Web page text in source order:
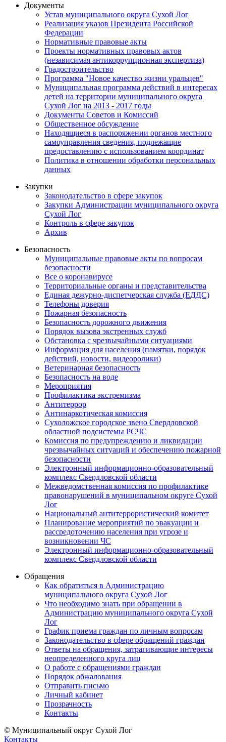
Документы
Устав муниципального округа Сухой Лог
Реализация указов Президента Российской
Федерации
Нормативные правовые акты
Проекты нормативных правовых актов
(независимая антикоррупционная экспертиза)
Градостроительство
Программа "Новое качество жизни уральцев"
Муниципальная программа действий в интересах
детей на территории муниципального округа
Сухой Лог на 2013 - 2017 годы
Документы Советов и Комиссий
Общественное обсуждение
Находящиеся в распоряжении органов местного
самоуправления сведения, подлежащие
предоставлению с использованием координат
Политика в отношении обработки персональных
данных
Закупки
Законодательство в сфере закупок
Закупки Администрации муниципального округа
Сухой Лог
Контроль в сфере закупок
Архив
Безопасность
Муниципальные правовые акты по вопросам
безопасности
Все о коронавирусе
Территориальные органы и представительства
Единая дежурно-диспетчерская служба (ЕДДС)
Телефоны доверия
Пожарная безопасность
Безопасность дорожного движения
Порядок вызова экстренных служб
Обстановка с чрезвычайными ситуациями
Информация для населения (памятки, порядок
действий, новости, видеоролики)
Ветеринарная безопасность
Безопасность на воде
Мероприятия
Профилактика экстремизма
Антитеррор
Антинаркотическая комиссия
Сухоложское городское звено Свердловской
областной подсистемы РСЧС
Комиссия по предупреждению и ликвидации
чрезвычайных ситуаций и обеспечению пожарной
безопасности
Электронный информационно-образовательный
комплекс Cвердловской области
Межведомственная комиссия по профилактике
правонарушений в муниципальном округе Сухой
Лог
Национальный антитеррористический комитет
Планирование мероприятий по эвакуации и
рассредоточению населения при угрозе и
возникновении ЧС
Электронный информационно-образовательный
комплекс Свердловской области
Обращения
Как обратиться в Администрацию
муниципального округа Сухой Лог
Что необходимо знать при обращении в
Администрацию муниципального округа Сухой
Лог
График приема граждан по личным вопросам
Законодательство в сфере обращений граждан
Ответы на обращения, затрагивающие интересы
неопределенного круга лиц
О работе с обращениями граждан
Порядок обжалования
Отправить письмо
Личный кабинет
Прозрачность
Контакты
© Муниципальный округ Сухой Лог
Контакты